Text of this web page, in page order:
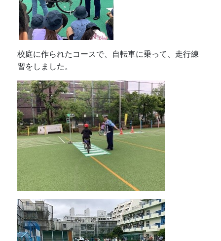
校庭に作られたコースで、自転車に乗って、走行練
習をしました。